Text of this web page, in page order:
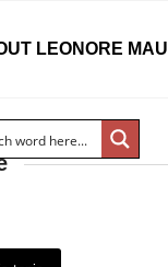
LEONORE MAU